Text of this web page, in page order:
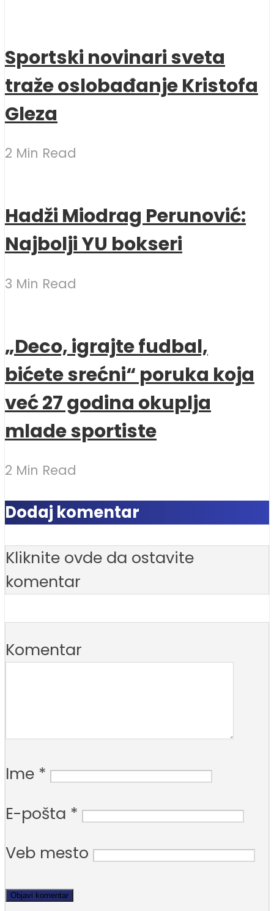
Sportski novinari sveta
traže oslobađanje Kristofa
Gleza
2 Min Read
Hadži Miodrag Perunović:
Najbolji YU bokseri
3 Min Read
„Deco, igrajte fudbal,
bićete srećni“ poruka koja
već 27 godina okuplja
mlade sportiste
2 Min Read
Dodaj komentar
Kliknite ovde da ostavite
komentar
Komentar
Ime *
E-pošta *
Veb mesto